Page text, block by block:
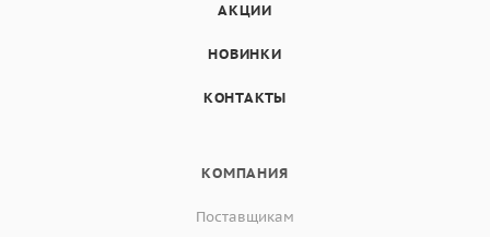
АКЦИИ
НОВИНКИ
КОНТАКТЫ
КОМПАНИЯ
Поставщикам